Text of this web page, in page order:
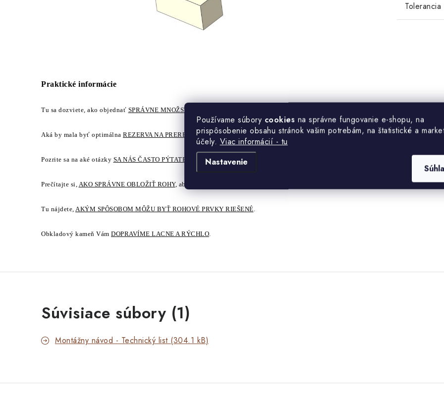
Používame súbory cookies na správne fungovanie e-shopu, na
prispôsobenie obsahu stránok vašim potrebám, na štatistické a
účely. Viac informácií - tu
Nastavenie
Praktické informácie
Tu sa dozviete, ako objednať SPRÁVNE MNOŽSTVO
Aká by mala byť optimálna REZERVA NA PREREZY
Pozrite sa na aké otázky SA NÁS ČASTO PÝTATE
Prečítajte si, AKO SPRÁVNE OBLOŽIŤ ROHY, aby sa dosiahol ten najlepší efekt.
Tu nájdete, AKÝM SPÔSOBOM MÔŽU BYŤ ROHOVÉ PRVKY RIEŠENÉ.
Obkladový kameň Vám DOPRAVÍME LACNE A RÝCHLO.
Súvisiace súbory (1)
Montážny návod - Technický list (304.1 kB)